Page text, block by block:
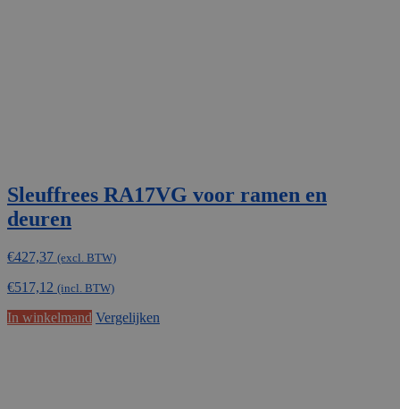
Sleuffrees RA17VG voor ramen en
deuren
€427,37 (excl. BTW)
€517,12 (incl. BTW)
In winkelmand Vergelijken